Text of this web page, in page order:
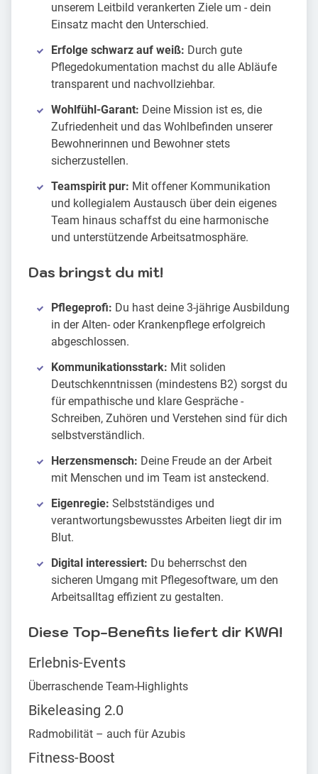
unserem Leitbild verankerten Ziele um - dein
Einsatz macht den Unterschied.
Erfolge schwarz auf weiß: Durch gute
Pflegedokumentation machst du alle Abläufe
transparent und nachvollziehbar.
Wohlfühl-Garant: Deine Mission ist es, die
Zufriedenheit und das Wohlbefinden unserer
Bewohnerinnen und Bewohner stets
sicherzustellen.
Teamspirit pur: Mit offener Kommunikation
und kollegialem Austausch über dein eigenes
Team hinaus schaffst du eine harmonische
und unterstützende Arbeitsatmosphäre.
Das bringst du mit!
Pflegeprofi: Du hast deine 3-jährige Ausbildung
in der Alten- oder Krankenpflege erfolgreich
abgeschlossen.
Kommunikationsstark: Mit soliden
Deutschkenntnissen (mindestens B2) sorgst du
für empathische und klare Gespräche -
Schreiben, Zuhören und Verstehen sind für dich
selbstverständlich.
Herzensmensch: Deine Freude an der Arbeit
mit Menschen und im Team ist ansteckend.
Eigenregie: Selbstständiges und
verantwortungsbewusstes Arbeiten liegt dir im
Blut.
Digital interessiert: Du beherrschst den
sicheren Umgang mit Pflegesoftware, um den
Arbeitsalltag effizient zu gestalten.
Diese Top-Benefits liefert dir KWA!
Erlebnis-Events
Überraschende Team-Highlights
Bikeleasing 2.0
Radmobilität – auch für Azubis
Fitness-Boost